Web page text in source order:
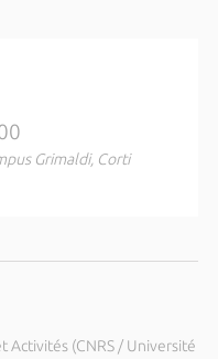
Grimaldi, Corti
Activités (CNRS / Université